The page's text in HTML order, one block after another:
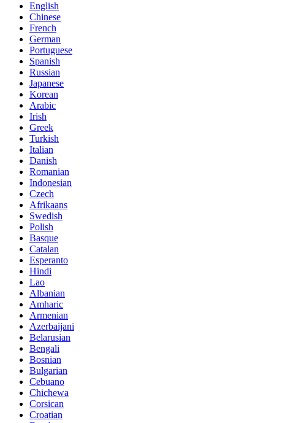
English
Chinese
French
German
Portuguese
Spanish
Russian
Japanese
Korean
Arabic
Irish
Greek
Turkish
Italian
Danish
Romanian
Indonesian
Czech
Afrikaans
Swedish
Polish
Basque
Catalan
Esperanto
Hindi
Lao
Albanian
Amharic
Armenian
Azerbaijani
Belarusian
Bengali
Bosnian
Bulgarian
Cebuano
Chichewa
Corsican
Croatian